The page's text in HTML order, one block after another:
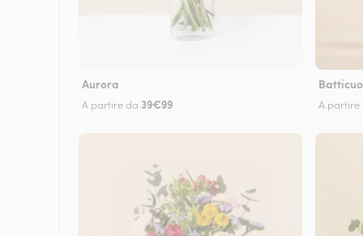
Aurora
A partire da 39€99 A